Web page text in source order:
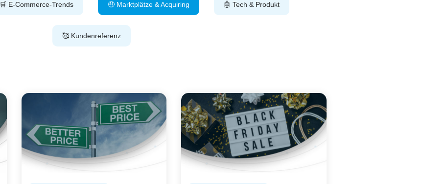
🛒 E-Commerce-Trends 🤑 Marktplätze & Acquiring 🤖 Tech & Produkt
🥰 Kundenreferenz